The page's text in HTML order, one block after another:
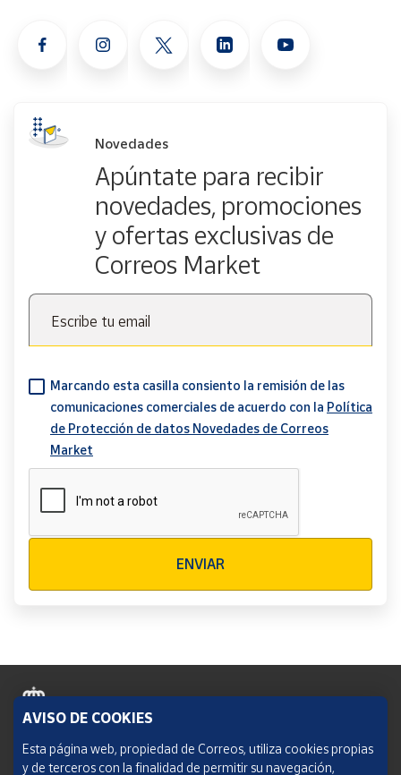
Novedades
Apúntate para recibir
novedades, promociones
y ofertas exclusivas de
Correos Market
Escribe tu email
Marcando esta casilla consiento la remisión de las
comunicaciones comerciales de acuerdo con la Política
de Protección de datos Novedades de Correos
Market
ENVIAR
Política de cookies
AVISO DE COOKIES
Esta página web, propiedad de Correos, utiliza cookies propias
y de terceros con la finalidad de permitir su navegación,